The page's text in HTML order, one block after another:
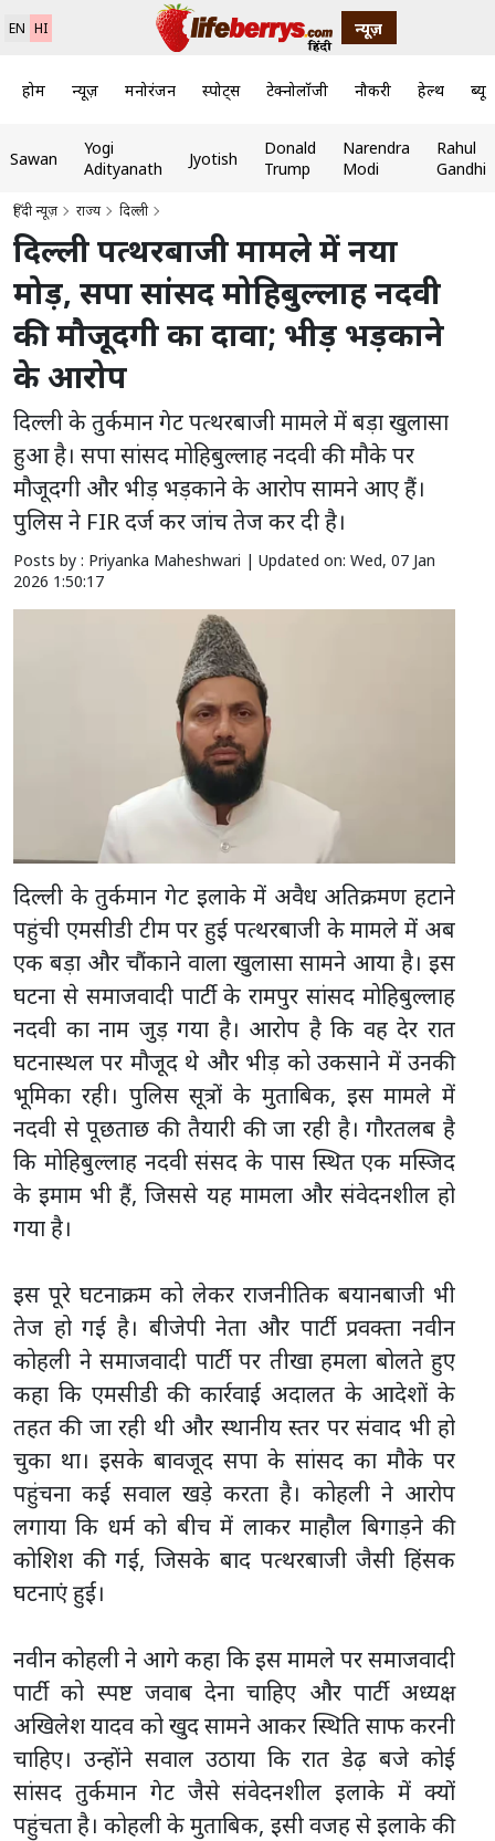
EN HI न्यूज़
होम न्यूज़ मनोरंजन स्पोर्ट्स टेक्नोलॉजी नौकरी हेल्थ
Sawan
Yogi
Adityanath
Jyotish
Donald
Trump
Narendra
Modi
Rahul
Gandhi
हिंदी न्यूज़ राज्य दिल्ली
दिल्ली पत्थरबाजी मामले में नया
मोड़, सपा सांसद मोहिबुल्लाह नदवी
की मौजूदगी का दावा; भीड़ भड़काने
के आरोप
दिल्ली के तुर्कमान गेट पत्थरबाजी मामले में बड़ा खुलासा
हुआ है। सपा सांसद मोहिबुल्लाह नदवी की मौके पर
मौजूदगी और भीड़ भड़काने के आरोप सामने आए हैं।
पुलिस ने FIR दर्ज कर जांच तेज कर दी है।
Posts by : Priyanka Maheshwari | Updated on: Wed, 07 Jan
2026 1:50:17
दिल्ली के तुर्कमान गेट इलाके में अवैध अतिक्रमण हटाने
पहुंची एमसीडी टीम पर हुई पत्थरबाजी के मामले में अब
एक बड़ा और चौंकाने वाला खुलासा सामने आया है। इस
घटना से समाजवादी पार्टी के रामपुर सांसद मोहिबुल्लाह
नदवी का नाम जुड़ गया है। आरोप है कि वह देर रात
घटनास्थल पर मौजूद थे और भीड़ को उकसाने में उनकी
भूमिका रही। पुलिस सूत्रों के मुताबिक, इस मामले में
नदवी से पूछताछ की तैयारी की जा रही है। गौरतलब है
कि मोहिबुल्लाह नदवी संसद के पास स्थित एक मस्जिद
के इमाम भी हैं, जिससे यह मामला और संवेदनशील हो
गया है।
इस पूरे घटनाक्रम को लेकर राजनीतिक बयानबाजी भी
तेज हो गई है। बीजेपी नेता और पार्टी प्रवक्ता नवीन
कोहली ने समाजवादी पार्टी पर तीखा हमला बोलते हुए
कहा कि एमसीडी की कार्रवाई अदालत के आदेशों के
तहत की जा रही थी और स्थानीय स्तर पर संवाद भी हो
चुका था। इसके बावजूद सपा के सांसद का मौके पर
पहुंचना कई सवाल खड़े करता है। कोहली ने आरोप
लगाया कि धर्म को बीच में लाकर माहौल बिगाड़ने की
कोशिश की गई, जिसके बाद पत्थरबाजी जैसी हिंसक
घटनाएं हुईं।
नवीन कोहली ने आगे कहा कि इस मामले पर समाजवादी
पार्टी को स्पष्ट जवाब देना चाहिए और पार्टी अध्यक्ष
अखिलेश यादव को खुद सामने आकर स्थिति साफ करनी
चाहिए। उन्होंने सवाल उठाया कि रात डेढ़ बजे कोई
सांसद तुर्कमान गेट जैसे संवेदनशील इलाके में क्यों
पहुंचता है। कोहली के मुताबिक, इसी वजह से इलाके की